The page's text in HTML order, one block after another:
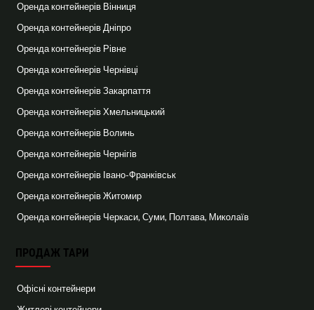
Оренда контейнерів Вінниця
Оренда контейнерів Дніпро
Оренда контейнерів Рівне
Оренда контейнерів Чернівці
Оренда контейнерів Закарпаття
Оренда контейнерів Хмельницький
Оренда контейнерів Волинь
Оренда контейнерів Чернігів
Оренда контейнерів Івано-Франківськ
Оренда контейнерів Житомир
Оренда контейнерів Черкаси, Суми, Полтава, Миколаїв
ПРОДАЖ ТАРИ
Офісні контейнери